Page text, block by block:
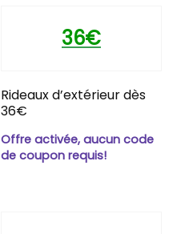
36€
Rideaux d’extérieur dès
36€
Offre activée, aucun code
de coupon requis!